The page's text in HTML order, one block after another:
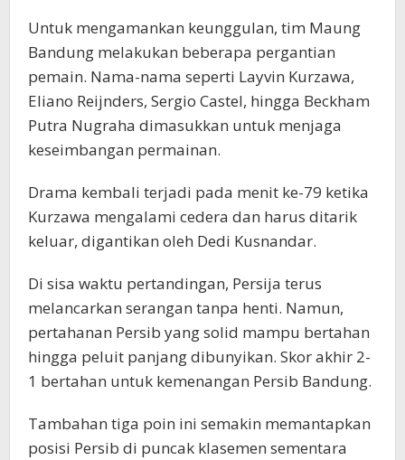
Untuk mengamankan keunggulan, tim Maung
Bandung melakukan beberapa pergantian
pemain. Nama-nama seperti Layvin Kurzawa,
Eliano Reijnders, Sergio Castel, hingga Beckham
Putra Nugraha dimasukkan untuk menjaga
keseimbangan permainan.
Drama kembali terjadi pada menit ke-79 ketika
Kurzawa mengalami cedera dan harus ditarik
keluar, digantikan oleh Dedi Kusnandar.
Di sisa waktu pertandingan, Persija terus
melancarkan serangan tanpa henti. Namun,
pertahanan Persib yang solid mampu bertahan
hingga peluit panjang dibunyikan. Skor akhir 2-
1 bertahan untuk kemenangan Persib Bandung.
Tambahan tiga poin ini semakin memantapkan
posisi Persib di puncak klasemen sementara